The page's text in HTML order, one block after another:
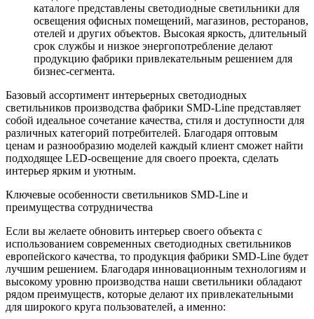
каталоге представлены светодиодные светильники для
освещения офисных помещений, магазинов, ресторанов,
отелей и других объектов. Высокая яркость, длительный
срок службы и низкое энергопотребление делают
продукцию фабрики привлекательным решением для
бизнес-сегмента.
Базовый ассортимент интерьерных светодиодных
светильников производства фабрики SMD-Line представляет
собой идеальное сочетание качества, стиля и доступности для
различных категорий потребителей. Благодаря оптовым
ценам и разнообразию моделей каждый клиент сможет найти
подходящее LED-освещение для своего проекта, сделать
интерьер ярким и уютным.
Ключевые особенности светильников SMD-Line и
преимущества сотрудничества
Если вы желаете обновить интерьер своего объекта с
использованием современных светодиодных светильников
европейского качества, то продукция фабрики SMD-Line будет
лучшим решением. Благодаря инновационным технологиям и
высокому уровню производства наши светильники обладают
рядом преимуществ, которые делают их привлекательными
для широкого круга пользователей, а именно: